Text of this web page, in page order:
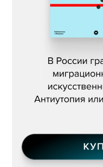
Константин